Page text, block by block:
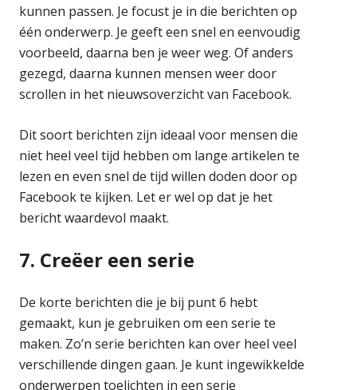
kunnen passen. Je focust je in die berichten op
één onderwerp. Je geeft een snel en eenvoudig
voorbeeld, daarna ben je weer weg. Of anders
gezegd, daarna kunnen mensen weer door
scrollen in het nieuwsoverzicht van Facebook.
Dit soort berichten zijn ideaal voor mensen die
niet heel veel tijd hebben om lange artikelen te
lezen en even snel de tijd willen doden door op
Facebook te kijken. Let er wel op dat je het
bericht waardevol maakt.
7. Creëer een serie
De korte berichten die je bij punt 6 hebt
gemaakt, kun je gebruiken om een serie te
maken. Zo’n serie berichten kan over heel veel
verschillende dingen gaan. Je kunt ingewikkelde
onderwerpen toelichten in een serie